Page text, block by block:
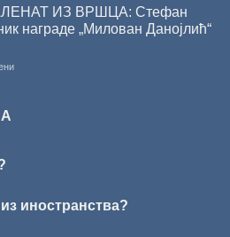
Сали
одржано
уручење
ИЗ ВРШЦА: Стефан
награде „Милован Данојлић“
на
„Милован
иностранства?